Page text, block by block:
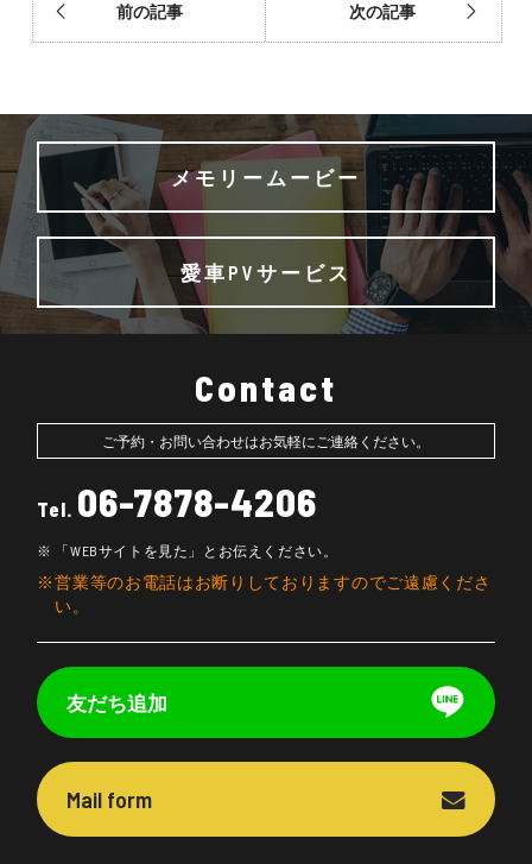
前の記事 次の記事
メモリームービー
愛車PVサービス
Contact
ご予約・お問い合わせはお気軽にご連絡ください。
Tel. 06-7878-4206
「WEBサイトを見た」とお伝えください。
営業等のお電話はお断りしておりますのでご遠慮くださ
い。
友だち追加
Mail form